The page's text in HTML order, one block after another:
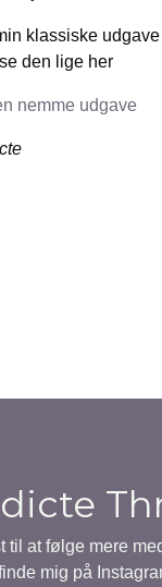
klassiske
den lige her
nemme udgave
til at følge mere
mig på